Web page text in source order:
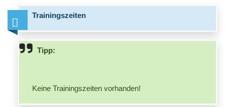
Trainingszeiten
Tipp:
Keine Trainingszeiten vorhanden!